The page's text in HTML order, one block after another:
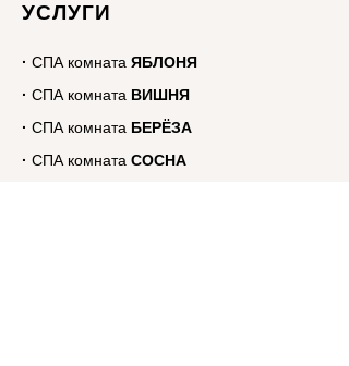
УСЛУГИ
· СПА комната ЯБЛОНЯ
· СПА комната ВИШНЯ
· СПА комната БЕРЁЗА
· СПА комната СОСНА